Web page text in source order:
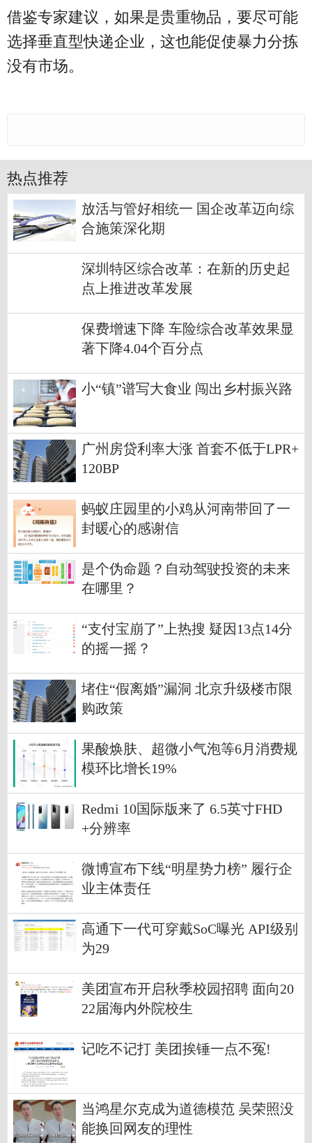
借鉴专家建议，如果是贵重物品，要尽可能
选择垂直型快递企业，这也能促使暴力分拣
没有市场。
热点推荐
放活与管好相统一 国企改革迈向综
合施策深化期
深圳特区综合改革：在新的历史起
点上推进改革发展
保费增速下降 车险综合改革效果显
著下降4.04个百分点
小“镇”谱写大食业 闯出乡村振兴路
广州房贷利率大涨 首套不低于LPR+
120BP
蚂蚁庄园里的小鸡从河南带回了一
封暖心的感谢信
是个伪命题？自动驾驶投资的未来
在哪里？
“支付宝崩了”上热搜 疑因13点14分
的摇一摇？
堵住“假离婚”漏洞 北京升级楼市限
购政策
果酸焕肤、超微小气泡等6月消费规
模环比增长19%
Redmi 10国际版来了 6.5英寸FHD
+分辨率
微博宣布下线“明星势力榜” 履行企
业主体责任
高通下一代可穿戴SoC曝光 API级别
为29
美团宣布开启秋季校园招聘 面向20
22届海内外院校生
记吃不记打 美团挨锤一点不冤!
当鸿星尔克成为道德模范 吴荣照没
能换回网友的理性